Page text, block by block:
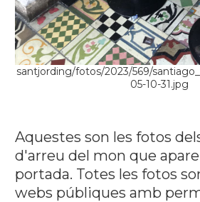
santjording/fotos/2023/569/
05-10-31.jpg
Aquestes son les fotos
d'arreu del mon que
portada. Totes les fotos
webs públiques amb